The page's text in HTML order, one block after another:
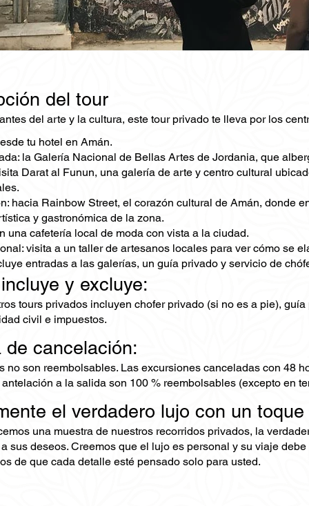
del tour
del arte y la cultura, este tour privado te lleva por los
tu hotel en Amán.
la Galería Nacional de Bellas Artes de Jordania, que
Darat al Funun, una galería de arte y centro cultural
hacia Rainbow Street, el corazón cultural de Amán, donde
y gastronómica de la zona.
una cafetería local de moda con vista a la ciudad.
visita a un taller de artesanos locales para ver cómo se
entradas a las galerías, un guía privado y servicio de
y excluye:
tours privados incluyen chofer privado (si no es a pie),
civil e impuestos.
de cancelación:
no son reembolsables. Las excursiones canceladas con 48
a la salida son 100 % reembolsables (excepto en
el verdadero lujo con un
una muestra de nuestros recorridos privados, la
sus deseos. Creemos que el lujo es personal y su viaje
de que cada detalle esté pensado solo para usted.